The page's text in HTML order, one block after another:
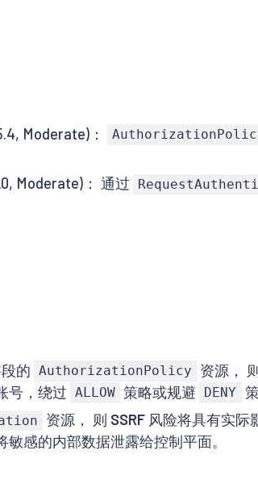
Moderate)：
Moderate)： 通过
的 AuthorizationPolicy 资源，
号，绕过 ALLOW 策略或规避 DENY
资源， 则 SSRF 风险将具有实际
敏感的内部数据泄露给控制平面。